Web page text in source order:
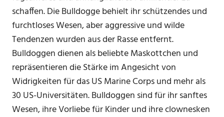
schaffen. Die Bulldogge behielt ihr schützendes und
furchtloses Wesen, aber aggressive und wilde
Tendenzen wurden aus der Rasse entfernt.
Bulldoggen dienen als beliebte Maskottchen und
repräsentieren die Stärke im Angesicht von
Widrigkeiten für das US Marine Corps und mehr als
30 US-Universitäten. Bulldoggen sind für ihr sanftes
Wesen, ihre Vorliebe für Kinder und ihre clownesken